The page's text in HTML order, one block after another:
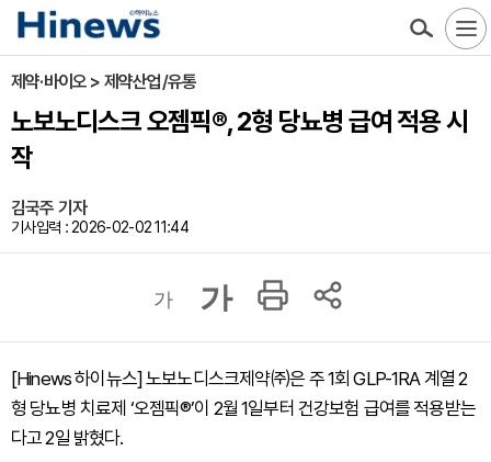
제약·바이오 > 제약산업/유통
노보노디스크 오젬픽®, 2형 당뇨병 급여 적용 시
작
김국주 기자
기사입력 : 2026-02-02 11:44
가 가
[Hinews 하이뉴스] 노보노디스크제약㈜은 주 1회 GLP-1RA 계열 2
형 당뇨병 치료제 ‘오젬픽®’이 2월 1일부터 건강보험 급여를 적용받는
다고 2일 밝혔다.